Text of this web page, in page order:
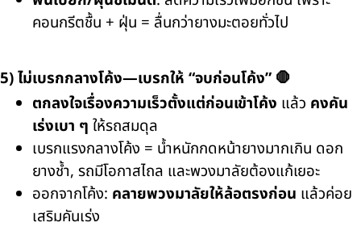
คอนกรีตชื้น + ฝุ่น = ลื่นกว่ายางมะตอยทั่วไป
5) ไม่เบรกกลางโค้ง—เบรกให้ “จบก่อนโค้ง” 🛑
ตกลงใจเรื่องความเร็วตั้งแต่ก่อนเข้าโค้ง แล้ว คงคัน
เร่งเบา ๆ ให้รถสมดุล
เบรกแรงกลางโค้ง = น้ำหนักกดหน้ายางมากเกิน ดอก
ยางช้ำ, รถมีโอกาสไถล และพวงมาลัยต้องแก้เยอะ
ออกจากโค้ง: คลายพวงมาลัยให้ล้อตรงก่อน แล้วค่อย
เสริมคันเร่ง